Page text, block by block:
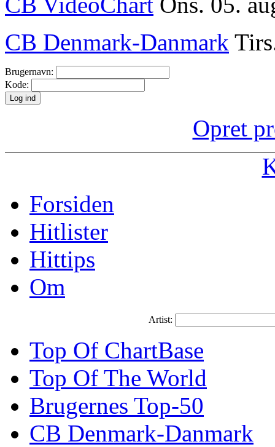
CB Denmark-Danmark
Brugernavn:
Kode:
Opret
Forsiden
Hitlister
Hittips
Om
Artist:
Top Of ChartBase
Top Of The World
Brugernes Top-50
CB Denmark-Danmark